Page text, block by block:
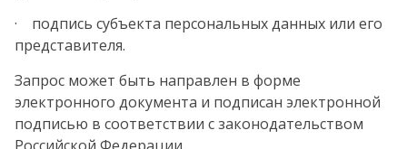
· подпись субъекта персональных данных или его
представителя.
Запрос может быть направлен в форме
электронного документа и подписан электронной
подписью в соответствии с законодательством